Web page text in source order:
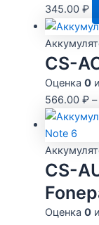
345.00 ₽
CS-
Оценка 0
566.00 ₽–
CS-
Оценка 0